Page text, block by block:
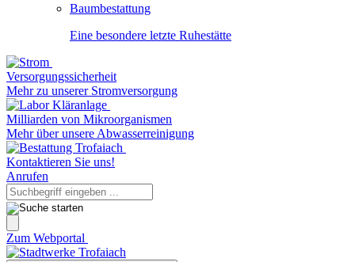
Baumbestattung
Eine besondere letzte Ruhestätte
Versorgungssicherheit
Mehr zu unserer Stromversorgung
Milliarden von Mikroorganismen
Mehr über unsere Abwasserreinigung
Kontaktieren Sie uns!
Anrufen
Zum Webportal